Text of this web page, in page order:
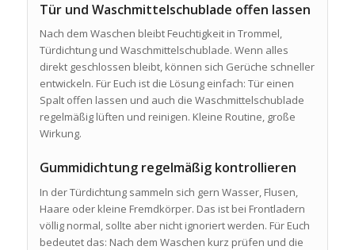
Tür und Waschmittelschublade offen lassen
Nach dem Waschen bleibt Feuchtigkeit in Trommel,
Türdichtung und Waschmittelschublade. Wenn alles
direkt geschlossen bleibt, können sich Gerüche schneller
entwickeln. Für Euch ist die Lösung einfach: Tür einen
Spalt offen lassen und auch die Waschmittelschublade
regelmäßig lüften und reinigen. Kleine Routine, große
Wirkung.
Gummidichtung regelmäßig kontrollieren
In der Türdichtung sammeln sich gern Wasser, Flusen,
Haare oder kleine Fremdkörper. Das ist bei Frontladern
völlig normal, sollte aber nicht ignoriert werden. Für Euch
bedeutet das: Nach dem Waschen kurz prüfen und die